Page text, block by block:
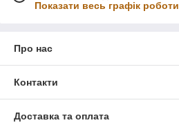
Показати весь графік роботи
Про нас
Контакти
Доставка та оплата